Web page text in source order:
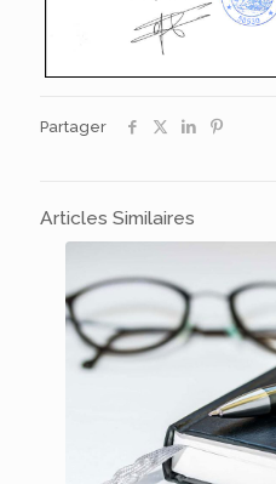
Partager
Articles Similaires